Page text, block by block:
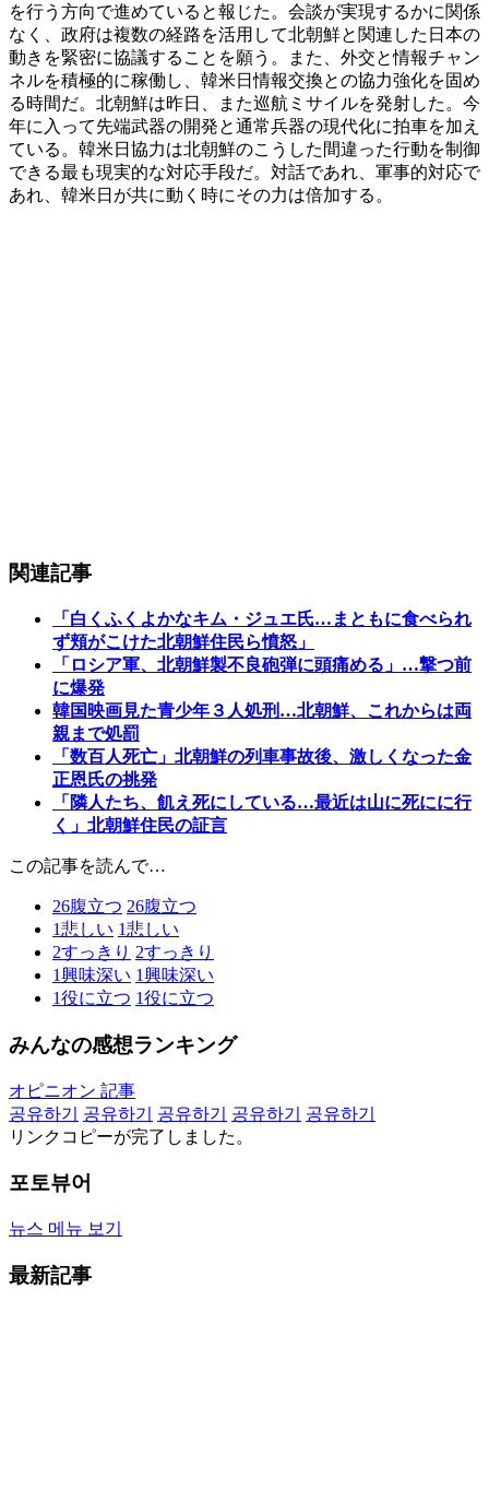
を行う方向で進めていると報じた。会談が実現するかに関係
なく、政府は複数の経路を活用して北朝鮮と関連した日本の
動きを緊密に協議することを願う。また、外交と情報チャン
ネルを積極的に稼働し、韓米日情報交換との協力強化を固め
る時間だ。北朝鮮は昨日、また巡航ミサイルを発射した。今
年に入って先端武器の開発と通常兵器の現代化に拍車を加え
ている。韓米日協力は北朝鮮のこうした間違った行動を制御
できる最も現実的な対応手段だ。対話であれ、軍事的対応で
あれ、韓米日が共に動く時にその力は倍加する。
関連記事
「白くふくよかなキム・ジュエ氏…まともに食べられ
ず頬がこけた北朝鮮住民ら憤怒」
「ロシア軍、北朝鮮製不良砲弾に頭痛める」…撃つ前
に爆発
韓国映画見た青少年３人処刑…北朝鮮、これからは両
親まで処罰
「数百人死亡」北朝鮮の列車事故後、激しくなった金
正恩氏の挑発
「隣人たち、飢え死にしている…最近は山に死にに行
く」北朝鮮住民の証言
この記事を読んで…
26腹立つ 26腹立つ
1悲しい 1悲しい
2すっきり 2すっきり
1興味深い 1興味深い
1役に立つ 1役に立つ
みんなの感想ランキング
オピニオン 記事
공유하기
공유하기 공유하기 공유하기
공유하기
リンクコピーが完了しました。
포토뷰어
뉴스 메뉴 보기
最新記事